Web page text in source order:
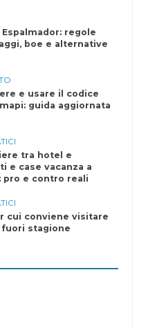
regole
boe e alternative
e usare il codice
guida aggiornata
tra hotel e
e case vacanza a
pro e contro reali
cui conviene visitare
stagione